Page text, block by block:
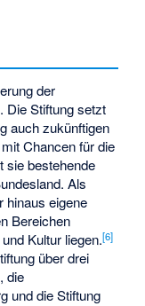
der
Die Stiftung setzt
auch zukünftigen
Chancen für die
sie bestehende
Als
hinaus eigene
Bereichen
Kultur liegen.[6]
über drei
die
und die Stiftung